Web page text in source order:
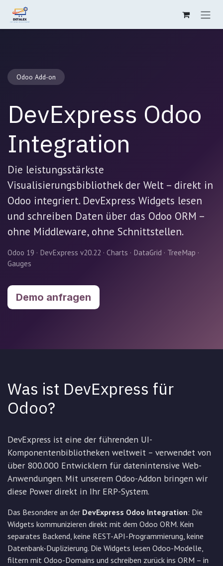
Zum Inhalt springen
Odoo Add-on
DevExpress Odoo
Integration
Die leistungsstärkste
Visualisierungsbibliothek der Welt – direkt in
Odoo integriert. DevExpress Widgets lesen
und schreiben Daten über das Odoo ORM –
ohne Middleware, ohne Schnittstellen.
Odoo 19 · DevExpress v20.22 · Charts · DataGrid · TreeMap ·
Gauges
Demo anfragen
Was ist DevExpress für
Odoo?
DevExpress ist eine der führenden UI-
Komponentenbibliotheken weltweit – verwendet von
über 800.000 Entwicklern für datenintensive Web-
Anwendungen. Mit unserem Odoo-Addon bringen wir
diese Power direkt in Ihr ERP-System.
Das Besondere an der DevExpress Odoo Integration: Die
Widgets kommunizieren direkt mit dem Odoo ORM. Kein
separates Backend, keine REST-API-Programmierung, keine
Datenbank-Duplizierung. Die Widgets lesen Odoo-Modelle,
filtern mit Odoo-Domains und schreiben zurück ins ORM – in